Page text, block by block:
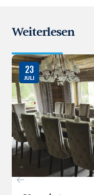
Weiterlesen
23
JULI